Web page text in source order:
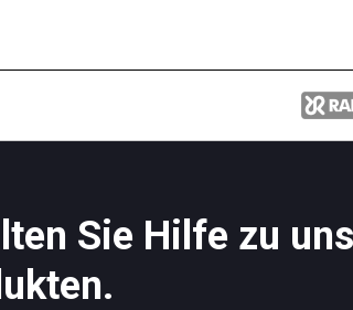
Sie Hilfe zu